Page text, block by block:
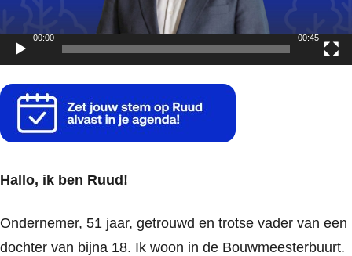
00:00 00:45
Hallo, ik ben Ruud!
Ondernemer, 51 jaar, getrouwd en trotse vader van een
dochter van bijna 18. Ik woon in de Bouwmeesterbuurt.